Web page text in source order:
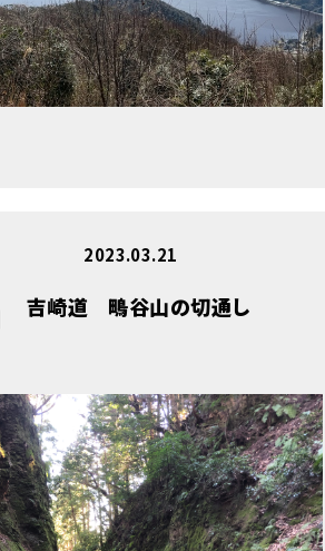
2023.03.21
吉崎道 鴫谷山の切通し